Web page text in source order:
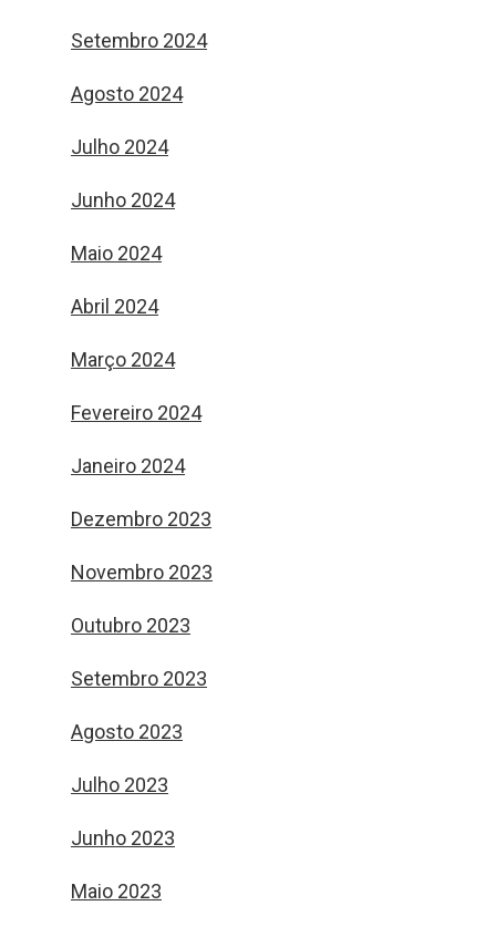
Setembro 2024
Agosto 2024
Julho 2024
Junho 2024
Maio 2024
Abril 2024
Março 2024
Fevereiro 2024
Janeiro 2024
Dezembro 2023
Novembro 2023
Outubro 2023
Setembro 2023
Agosto 2023
Julho 2023
Junho 2023
Maio 2023